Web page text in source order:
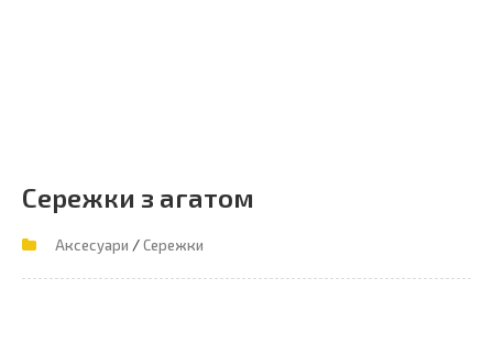
Сережки з агатом
Аксесуари /Сережки